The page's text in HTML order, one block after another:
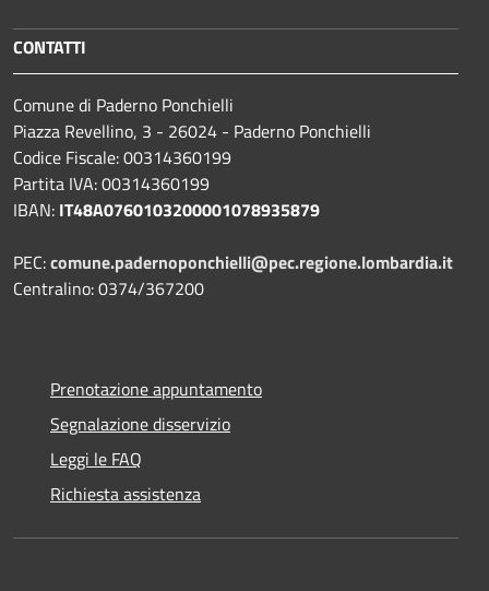
CONTATTI
Comune di Paderno Ponchielli
Piazza Revellino, 3 - 26024 - Paderno Ponchielli
Codice Fiscale: 00314360199
Partita IVA: 00314360199
IBAN: IT48A0760103200001078935879
PEC:comune.padernoponchielli@pec.regione.lombardia.it
Centralino: 0374/367200
Prenotazione appuntamento
Segnalazione disservizio
Leggi le FAQ
Richiesta assistenza